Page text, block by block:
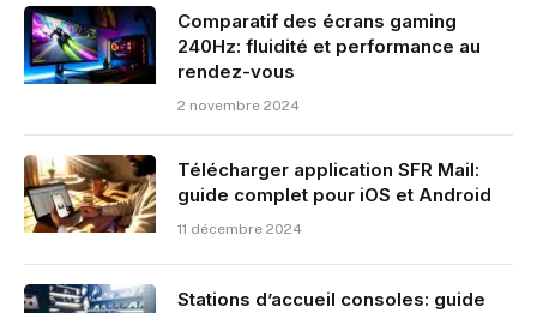
Comparatif des écrans gaming
240Hz: fluidité et performance au
rendez-vous
2 novembre 2024
Télécharger application SFR Mail:
guide complet pour iOS et Android
11 décembre 2024
Stations d’accueil consoles: guide